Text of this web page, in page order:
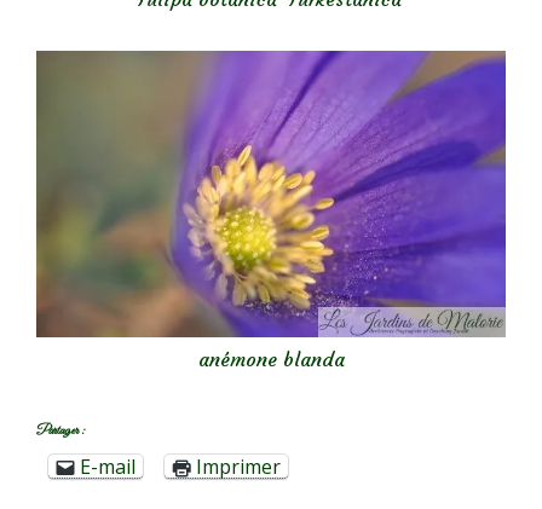
anémone blanda
Partager :
E-mail Imprimer